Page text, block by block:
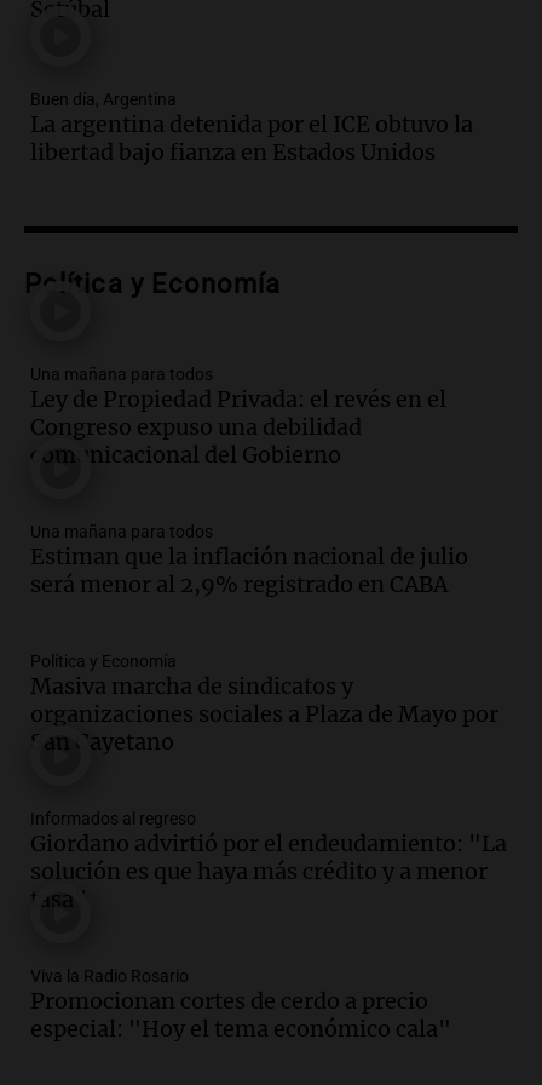
Vargas en 2007
Audio.El abuelo de Agostina Vega, tras
las nuevas detenciones: "En esa casa
todos tenían algo que ver"
del desayuno ideal: qué alimentos
Episodios
Audio.Murió Jorge Messi
Una mañana para todos
Audio.Mateo, a los 25 años, lucha
contra el tiempo: necesita un trasplante
para poder seguir viviend
Episodios
Audio.Estiman que la inflación nacional
de julio será menor al 2,9% registrado
en CABA
Audio.Altas Cumbres: rescataron a una
cabra que llevaba ocho días atrapada en
un precipicio
Audio.Chile planteó mejorar la
conectividad fronteriza, aérea y digital
con Jujuy
Setúbal
Buen día, Argentina
La argentina detenida por el ICE obtuvo la
libertad bajo fianza en Estados Unidos
Política y Economía
Una mañana para todos
Ley de Propiedad Privada: el revés en el
Congreso expuso una debilidad
comunicacional del Gobierno
Una mañana para todos
Estiman que la inflación nacional de julio
será menor al 2,9% registrado en CABA
Política y Economía
Masiva marcha de sindicatos y
organizaciones sociales a Plaza de Mayo por
San Cayetano
Informados al regreso
Giordano advirtió por el endeudamiento: "La
solución es que haya más crédito y a menor
tasa"
Viva la Radio Rosario
Promocionan cortes de cerdo a precio
especial: "Hoy el tema económico cala"